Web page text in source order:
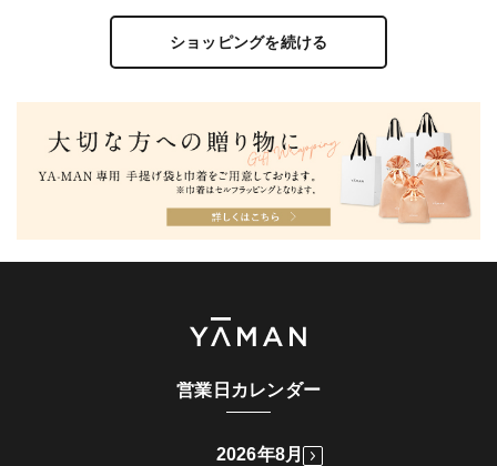
ショッピングを続ける
営業日カレンダー
2026年8月